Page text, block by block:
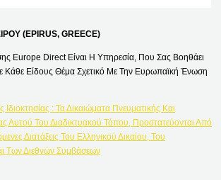
(EPIRUS, GREECE)
Europe Direct Είναι Η Υπηρεσία, Που Σας Βοηθάει
Κάθε Είδους Θέμα Σχετικό Με Την Ευρωπαϊκή Ένωση
Ιδιοκτησίας : Τα Δικαιώματα Πνευματικής Και
Αυτού Του Διαδικτυακού Τόπου, Προστατεύονται Από
Διατάξεις Του Ελληνικού Δικαίου, Του
Των Διεθνών Συμβάσεων